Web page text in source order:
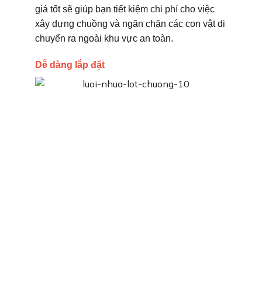
giá tốt sẽ giúp bạn tiết kiệm chi phí cho việc
xây dựng chuồng và ngăn chặn các con vật di
chuyển ra ngoài khu vực an toàn.
Dễ dàng lắp đặt